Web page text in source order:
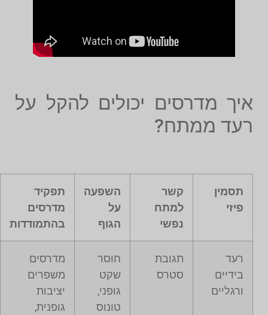
איך מדרסים יכולים להקל על
רעד ממתח?
תסמין
פיזי
קשר
למתח
נפשי
השפעה
על
הגוף
תפקיד
מדרסים
בהתמודדות
רעד
בידיים
ורגליים
תגובת
סטרס
חוסר
שקט
גופני,
טונוס
מדרסים
משפרים
יציבות
גופנית,